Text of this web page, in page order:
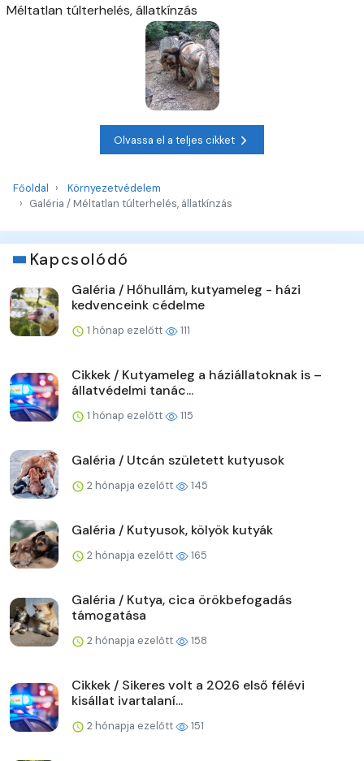
Méltatlan túlterhelés, állatkínzás
Olvassa el a teljes cikket
Főoldal
Környezetvédelem
Galéria / Méltatlan túlterhelés, állatkínzás
Kapcsolódó
Galéria / Hőhullám, kutyameleg - házi
kedvenceink cédelme
1 hónap ezelőtt 111
Cikkek / Kutyameleg a háziállatoknak is –
állatvédelmi tanác...
1 hónap ezelőtt 115
Galéria / Utcán született kutyusok
2 hónapja ezelőtt 145
Galéria / Kutyusok, kölyök kutyák
2 hónapja ezelőtt 165
Galéria / Kutya, cica örökbefogadás
támogatása
2 hónapja ezelőtt 158
Cikkek / Sikeres volt a 2026 első félévi
kisállat ivartalaní...
2 hónapja ezelőtt 151